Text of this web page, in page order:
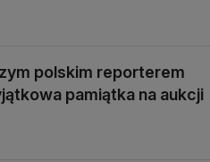
polskim reporterem
pamiątka na aukcji